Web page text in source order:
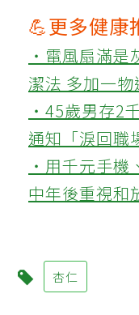
💪更多健康
‧電風扇滿是
潔法 多加一
‧45歲男存2
通知「淚回職
‧用千元手機
中年後重視和
杏仁